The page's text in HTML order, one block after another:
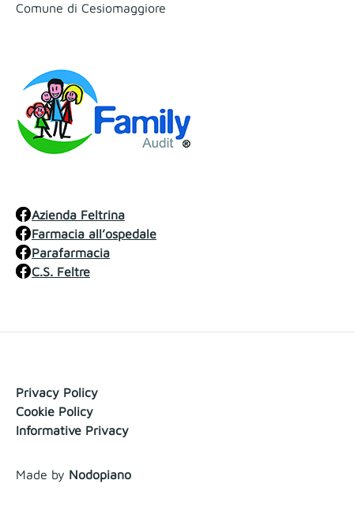
Comune di Cesiomaggiore
Azienda Feltrina
Farmacia all’ospedale
Parafarmacia
C.S. Feltre
Privacy Policy
Cookie Policy
Informative Privacy
Made by Nodopiano